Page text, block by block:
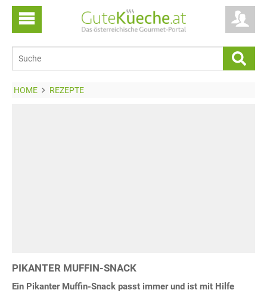
HOME REZEPTE
PIKANTER MUFFIN-SNACK
Ein Pikanter Muffin-Snack passt immer und ist mit Hilfe